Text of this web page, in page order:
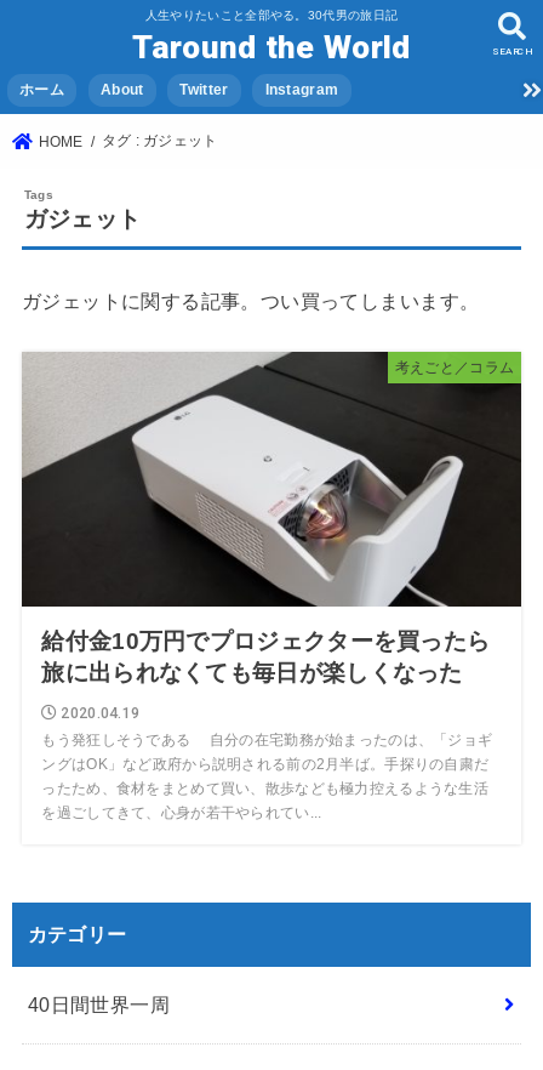
人生やりたいこと全部やる。30代男の旅日記
Taround the World SEARCH
ホーム About Twitter Instagram
HOME タグ : ガジェット
ガジェット
ガジェットに関する記事。つい買ってしまいます。
考えごと／コラム
給付金10万円でプロジェクターを買ったら
旅に出られなくても毎日が楽しくなった
2020.04.19
もう発狂しそうである 自分の在宅勤務が始まったのは、「ジョギ
ングはOK」など政府から説明される前の2月半ば。手探りの自粛だ
ったため、食材をまとめて買い、散歩なども極力控えるような生活
を過ごしてきて、心身が若干やられてい...
カテゴリー
40日間世界一周